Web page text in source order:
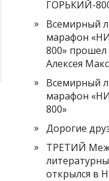
ГОРЬКИЙ-
Всемирный
марафон
800»
Алексея
Всемирный
марафон
800»
Дорогие
ТРЕТИЙ
открылся в